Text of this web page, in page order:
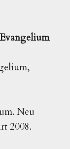
Neu
2008.